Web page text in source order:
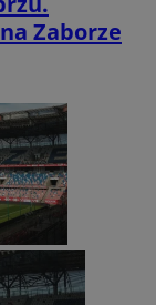
Zaborze